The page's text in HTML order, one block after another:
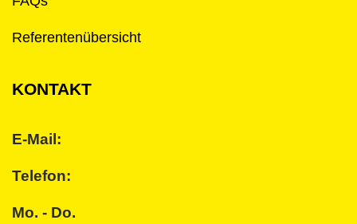
Referentenübersicht
KONTAKT
E-Mail:
Telefon:
Mo. - Do.